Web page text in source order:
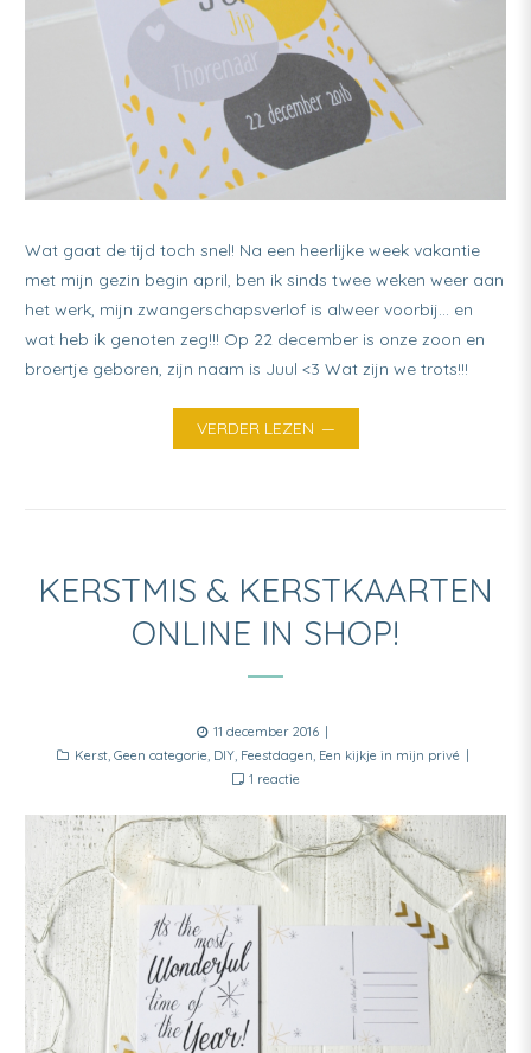
Wat gaat de tijd toch snel! Na een heerlijke week vakantie
met mijn gezin begin april, ben ik sinds twee weken weer aan
het werk, mijn zwangerschapsverlof is alweer voorbij… en
wat heb ik genoten zeg!!! Op 22 december is onze zoon en
broertje geboren, zijn naam is Juul <3 Wat zijn we trots!!!
VERDER LEZEN
KERSTMIS & KERSTKAARTEN
ONLINE IN SHOP!
Posted
on
11 december 2016
Categories
Kerst, Geen categorie, DIY, Feestdagen, Een kijkje in mijn privé
1 reactieop
&
kerstkaarten
online
in